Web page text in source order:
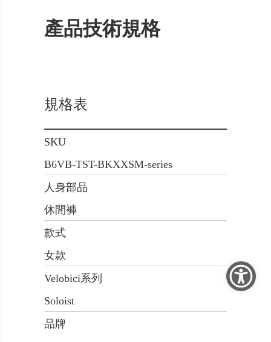
產品技術規格
規格表
SKU
B6VB-TST-BKXXSM-series
人身部品
休閒褲
款式
女款
Velobici系列
Soloist
品牌